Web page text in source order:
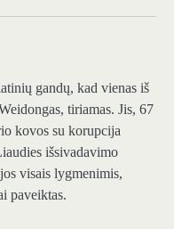
gandų, kad vienas iš
tiriamas. Jis, 67
kovos su korupcija
išsivadavimo
visais lygmenimis,
paveiktas.